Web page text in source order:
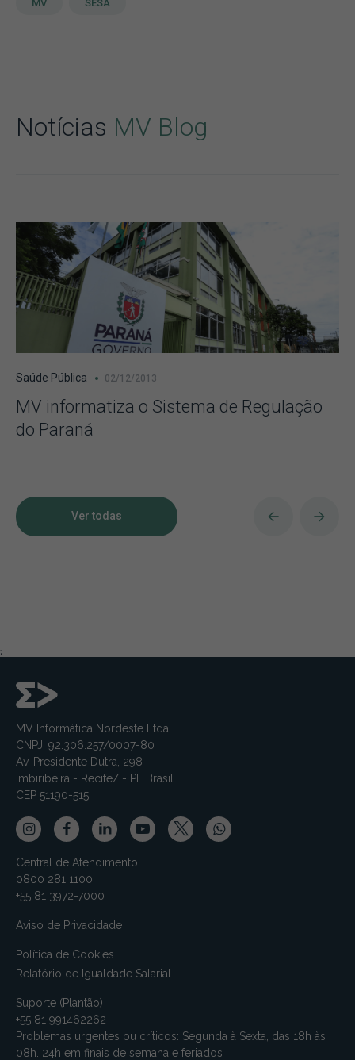
MV SESA
Notícias MV Blog
Saúde Pública 02/12/2013
MV informatiza o Sistema de Regulação
do Paraná
Ver todas
;
MV Informática Nordeste Ltda
CNPJ: 92.306.257/0007-80
Av. Presidente Dutra, 298
Imbiribeira - Recife/ - PE Brasil
CEP 51190-515
Central de Atendimento
0800 281 1100
+55 81 3972-7000
Aviso de Privacidade
Política de Cookies
Relatório de Igualdade Salarial
Suporte (Plantão)
+55 81 991462262
Problemas urgentes ou críticos: Segunda à Sexta, das 18h às
08h. 24h em finais de semana e feriados